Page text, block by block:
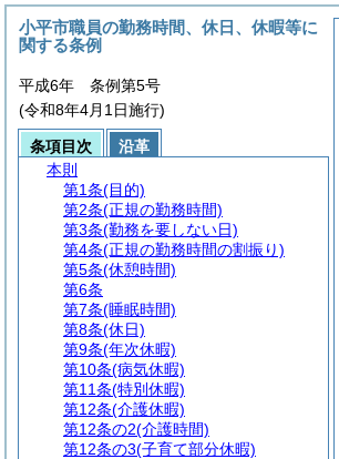
小平市職員の勤務時間、休日、休暇等に
関する条例
平成6年 条例第5号
(令和8年4月1日施行)
条項目次
沿革
本則
第1条(目的)
第2条(正規の勤務時間)
第3条(勤務を要しない日)
第4条(正規の勤務時間の割振り)
第5条(休憩時間)
第6条
第7条(睡眠時間)
第8条(休日)
第9条(年次休暇)
第10条(病気休暇)
第11条(特別休暇)
第12条(介護休暇)
第12条の2(介護時間)
第12条の3(子育て部分休暇)